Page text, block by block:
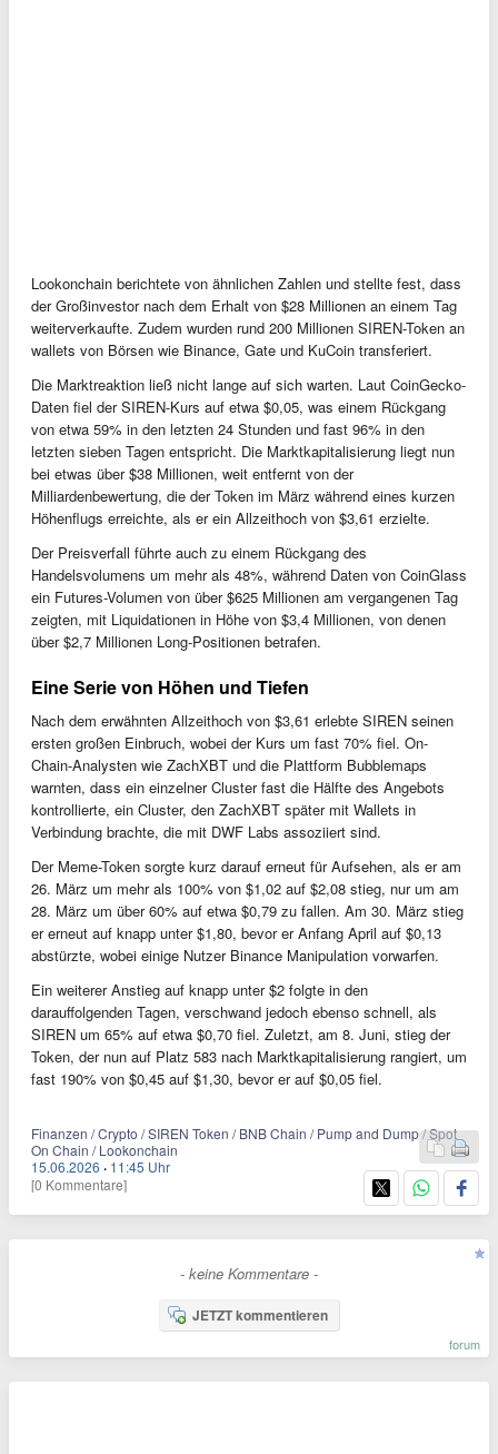
Lookonchain berichtete von ähnlichen Zahlen und stellte fest, dass
der Großinvestor nach dem Erhalt von $28 Millionen an einem Tag
weiterverkaufte. Zudem wurden rund 200 Millionen SIREN-Token an
wallets von Börsen wie Binance, Gate und KuCoin transferiert.
Die Marktreaktion ließ nicht lange auf sich warten. Laut CoinGecko-
Daten fiel der SIREN-Kurs auf etwa $0,05, was einem Rückgang
von etwa 59% in den letzten 24 Stunden und fast 96% in den
letzten sieben Tagen entspricht. Die Marktkapitalisierung liegt nun
bei etwas über $38 Millionen, weit entfernt von der
Milliardenbewertung, die der Token im März während eines kurzen
Höhenflugs erreichte, als er ein Allzeithoch von $3,61 erzielte.
Der Preisverfall führte auch zu einem Rückgang des
Handelsvolumens um mehr als 48%, während Daten von CoinGlass
ein Futures-Volumen von über $625 Millionen am vergangenen Tag
zeigten, mit Liquidationen in Höhe von $3,4 Millionen, von denen
über $2,7 Millionen Long-Positionen betrafen.
Eine Serie von Höhen und Tiefen
Nach dem erwähnten Allzeithoch von $3,61 erlebte SIREN seinen
ersten großen Einbruch, wobei der Kurs um fast 70% fiel. On-
Chain-Analysten wie ZachXBT und die Plattform Bubblemaps
warnten, dass ein einzelner Cluster fast die Hälfte des Angebots
kontrollierte, ein Cluster, den ZachXBT später mit Wallets in
Verbindung brachte, die mit DWF Labs assoziiert sind.
Der Meme-Token sorgte kurz darauf erneut für Aufsehen, als er am
26. März um mehr als 100% von $1,02 auf $2,08 stieg, nur um am
28. März um über 60% auf etwa $0,79 zu fallen. Am 30. März stieg
er erneut auf knapp unter $1,80, bevor er Anfang April auf $0,13
abstürzte, wobei einige Nutzer Binance Manipulation vorwarfen.
Ein weiterer Anstieg auf knapp unter $2 folgte in den
darauffolgenden Tagen, verschwand jedoch ebenso schnell, als
SIREN um 65% auf etwa $0,70 fiel. Zuletzt, am 8. Juni, stieg der
Token, der nun auf Platz 583 nach Marktkapitalisierung rangiert, um
fast 190% von $0,45 auf $1,30, bevor er auf $0,05 fiel.
Finanzen / Crypto / SIREN Token / BNB Chain / Pump and Dump / Spot
On Chain / Lookonchain
15.06.2026 · 11:45 Uhr
[0 Kommentare]
- keine Kommentare -
JETZT kommentieren
forum